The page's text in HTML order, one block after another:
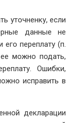
уточненку, если
данные не
его переплату (п.
можно подать,
Ошибки,
исправить в
декларации